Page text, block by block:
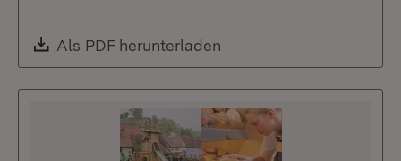
Download:
Als PDF herunterladen